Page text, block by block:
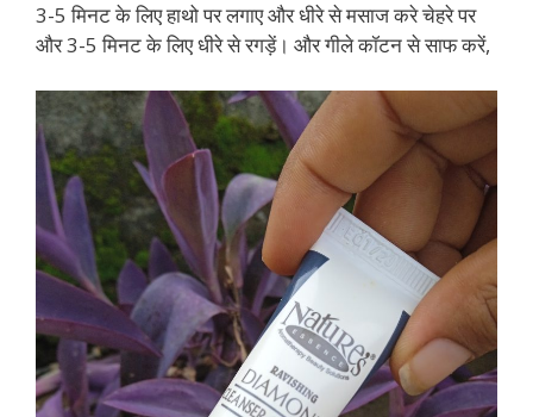
3-5 मिनट के लिए हाथो पर लगाए और धीरे से मसाज करे चेहरे पर
और 3-5 मिनट के लिए धीरे से रगड़ें। और गीले कॉटन से साफ करें,